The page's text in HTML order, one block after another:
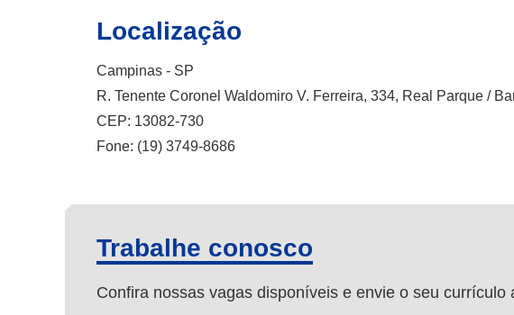
Localização
Campinas - SP
R. Tenente Coronel Waldomiro V. Ferreira, 334, Real Parque /
CEP: 13082-730
Fone: (19) 3749-8686
Trabalhe conosco
Confira nossas vagas disponíveis e envie o seu currículo